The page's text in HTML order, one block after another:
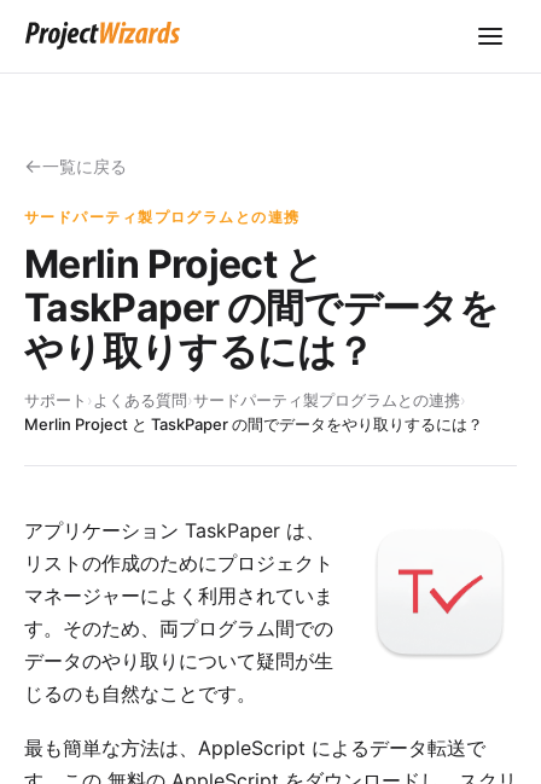
一覧に戻る
サードパーティ製プログラムとの連携
Merlin Project と
TaskPaper の間でデータを
やり取りするには？
サポート › よくある質問›サードパーティ製プログラムとの連携›
Merlin Project と TaskPaper の間でデータをやり取りするには？
アプリケーション TaskPaper は、
リストの作成のためにプロジェクト
マネージャーによく利用されていま
す。そのため、両プログラム間での
データのやり取りについて疑問が生
じるのも自然なことです。
最も簡単な方法は、AppleScript によるデータ転送で